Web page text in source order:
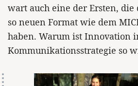
wart auch eine der Ersten,
so neuen Format wie dem
haben. Warum ist Innovation
Kommunikationsstrategie so